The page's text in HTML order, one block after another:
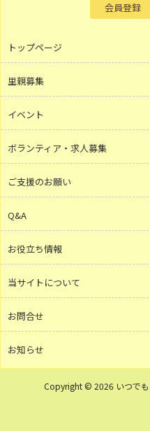
会員登録
トップページ
里親募集
イベント
ボランティア・求人募集
ご支援のお願い
Q&A
お役立ち情報
当サイトについて
お問合せ
お知らせ
Copyright © 2026 いつでも